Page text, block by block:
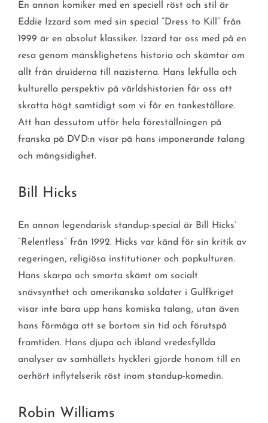
En annan komiker med en speciell röst och stil är
Eddie Izzard som med sin special ”Dress to Kill” från
1999 är en absolut klassiker. Izzard tar oss med på en
resa genom mänsklighetens historia och skämtar om
allt från druiderna till nazisterna. Hans lekfulla och
kulturella perspektiv på världshistorien får oss att
skratta högt samtidigt som vi får en tankeställare.
Att han dessutom utför hela föreställningen på
franska på DVD:n visar på hans imponerande talang
och mångsidighet.
Bill Hicks
En annan legendarisk standup-special är Bill Hicks’
”Relentless” från 1992. Hicks var känd för sin kritik av
regeringen, religiösa institutioner och popkulturen.
Hans skarpa och smarta skämt om socialt
snävsynthet och amerikanska soldater i Gulfkriget
visar inte bara upp hans komiska talang, utan även
hans förmåga att se bortom sin tid och förutspå
framtiden. Hans djupa och ibland vredesfyllda
analyser av samhällets hyckleri gjorde honom till en
oerhört inflytelserik röst inom standup-komedin.
Robin Williams